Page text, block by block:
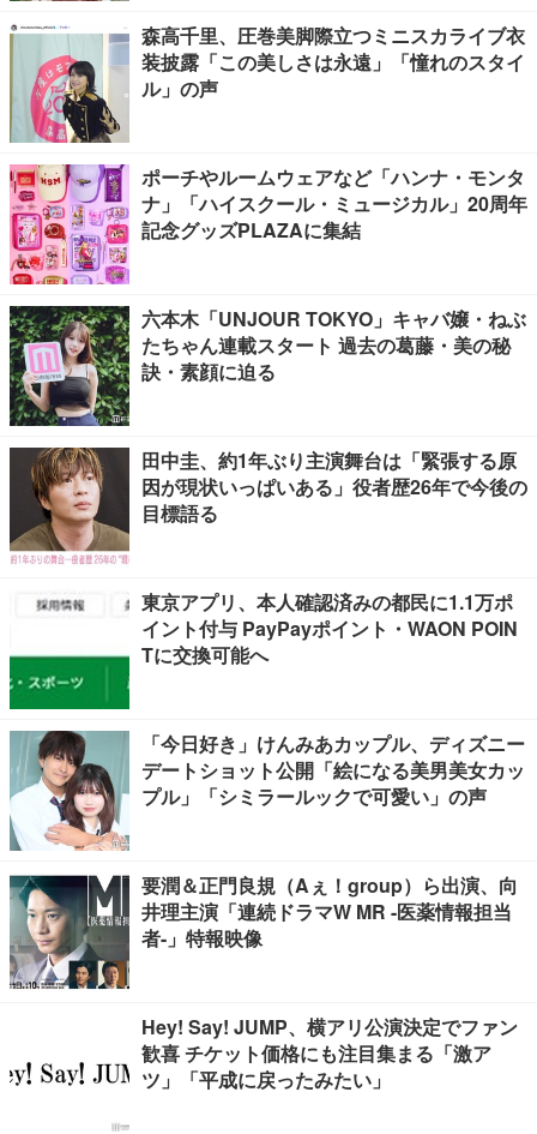
森高千里、圧巻美脚際立つミニスカライブ衣
装披露「この美しさは永遠」「憧れのスタイ
ル」の声
ポーチやルームウェアなど「ハンナ・モンタ
ナ」「ハイスクール・ミュージカル」20周年
記念グッズPLAZAに集結
六本木「UNJOUR TOKYO」キャバ嬢・ねぶ
たちゃん連載スタート 過去の葛藤・美の秘
訣・素顔に迫る
田中圭、約1年ぶり主演舞台は「緊張する原
因が現状いっぱいある」役者歴26年で今後の
目標語る
東京アプリ、本人確認済みの都民に1.1万ポ
イント付与 PayPayポイント・WAON POIN
Tに交換可能へ
「今日好き」けんみあカップル、ディズニー
デートショット公開「絵になる美男美女カッ
プル」「シミラールックで可愛い」の声
要潤＆正門良規（Aぇ！group）ら出演、向
井理主演「連続ドラマW MR -医薬情報担当
者-」特報映像
Hey! Say! JUMP、横アリ公演決定でファン
歓喜 チケット価格にも注目集まる「激ア
ツ」「平成に戻ったみたい」